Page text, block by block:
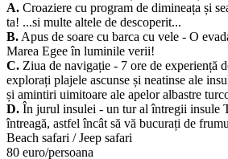
A. Croaziere cu program de dimineața și
ta! ...si multe altele de descoperit...
B. Apus de soare cu barca cu vele - O
Marea Egee în luminile verii!
C. Ziua de navigație - 7 ore de experiență
explorați plajele ascunse și neatinse ale
și amintiri uimitoare ale apelor albastre
D. În jurul insulei - un tur al întregii insule
întreagă, astfel încât să vă bucurați de
Beach safari / Jeep safari
80 euro/persoana